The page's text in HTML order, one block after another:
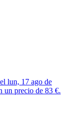
lun, 17 ago de
un precio de 83 €.